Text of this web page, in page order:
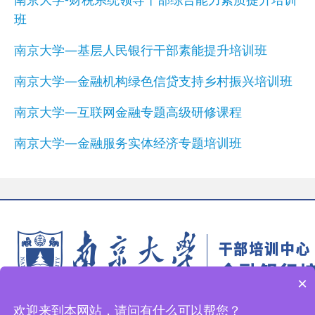
班
南京大学—基层人民银行干部素能提升培训班
南京大学—金融机构绿色信贷支持乡村振兴培训班
南京大学—互联网金融专题高级研修课程
南京大学—金融服务实体经济专题培训班
×
欢迎来到本网站，请问有什么可以帮您？